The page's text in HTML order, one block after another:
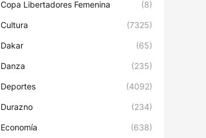
Copa Libertadores Femenina (8)
Cultura (7325)
Dakar (65)
Danza (235)
Deportes (4092)
Durazno (234)
Economía (638)